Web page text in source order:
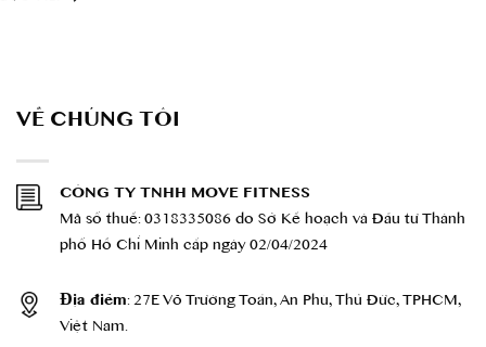
VỀ CHÚNG TÔI
CÔNG TY TNHH MOVE FITNESS
Mã số thuế: 0318335086 do Sở Kế hoạch và Đầu tư Thành
phố Hồ Chí Minh cấp ngày 02/04/2024
Địa điểm: 27E Võ Trường Toản, An Phú, Thủ Đức, TPHCM,
Việt Nam.